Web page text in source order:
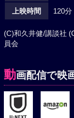
上映時間 120分
(C)和久井健/講談社
員会
動画配信で映